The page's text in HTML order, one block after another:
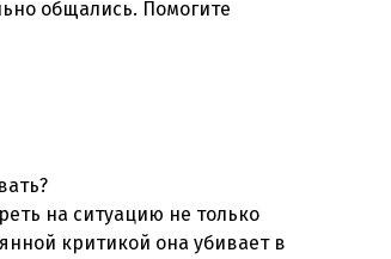
общались. Помогите
на ситуацию не только
критикой она убивает в